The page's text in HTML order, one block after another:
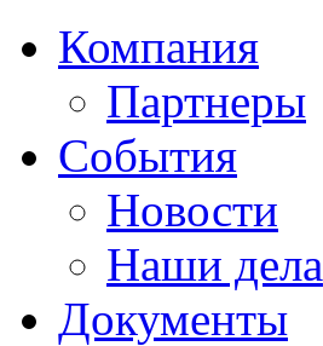
Компания
Партнеры
События
Новости
Наши дела
Документы